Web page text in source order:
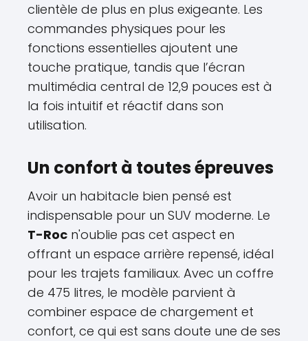
clientèle de plus en plus exigeante. Les
commandes physiques pour les
fonctions essentielles ajoutent une
touche pratique, tandis que l’écran
multimédia central de 12,9 pouces est à
la fois intuitif et réactif dans son
utilisation.
Un confort à toutes épreuves
Avoir un habitacle bien pensé est
indispensable pour un SUV moderne. Le
T-Roc n'oublie pas cet aspect en
offrant un espace arrière repensé, idéal
pour les trajets familiaux. Avec un coffre
de 475 litres, le modèle parvient à
combiner espace de chargement et
confort, ce qui est sans doute une de ses